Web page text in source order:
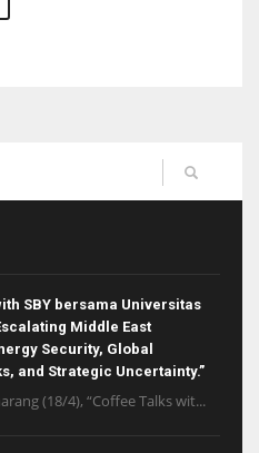
SBY bersama Universitas
Middle East
Security, Global
and Strategic Uncertainty.”
(18/4), “Coffee Talks wit...